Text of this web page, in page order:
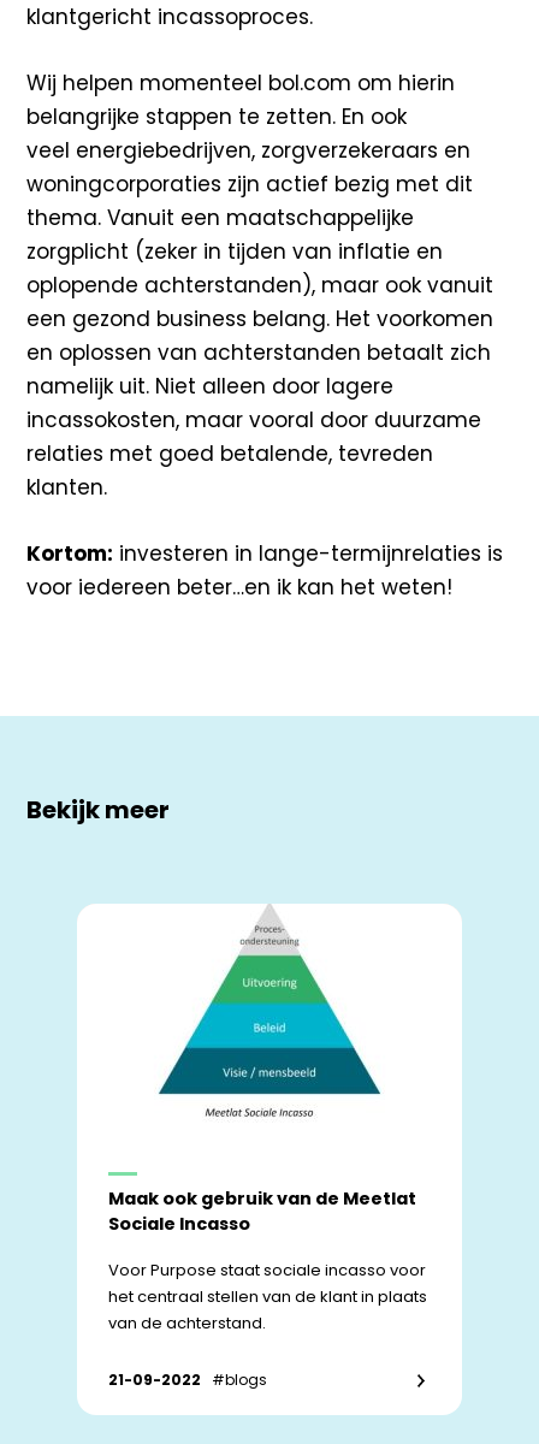
klantgericht incassoproces.
Wij helpen momenteel bol.com om hierin
belangrijke stappen te zetten. En ook
veel energiebedrijven, zorgverzekeraars en
woningcorporaties zijn actief bezig met dit
thema. Vanuit een maatschappelijke
zorgplicht (zeker in tijden van inflatie en
oplopende achterstanden), maar ook vanuit
een gezond business belang. Het voorkomen
en oplossen van achterstanden betaalt zich
namelijk uit. Niet alleen door lagere
incassokosten, maar vooral door duurzame
relaties met goed betalende, tevreden
klanten.
Kortom: investeren in lange-termijnrelaties is
voor iedereen beter…en ik kan het weten!
Bekijk meer
Maak ook gebruik van de Meetlat
Sociale Incasso
Voor Purpose staat sociale incasso voor
het centraal stellen van de klant in plaats
van de achterstand.
21-09-2022 #blogs